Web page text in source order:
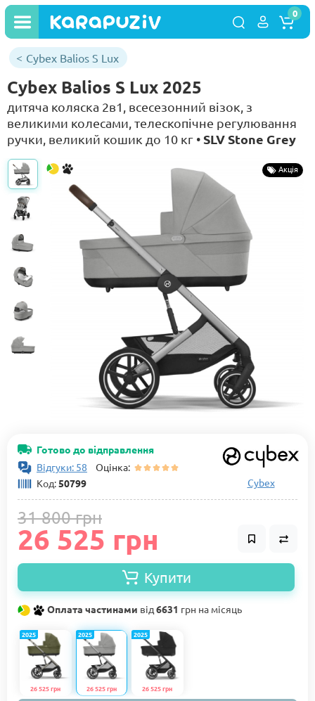
0
Cybex Balios S Lux
Cybex Balios S Lux 2025
дитяча коляска 2в1, всесезонний візок, з
великими колесами, телескопічне регулювання
ручки, великий кошик до 10 кг • SLV Stone Grey
Акція
Готово до відправлення
Відгуки: 58 Оцінка:
Код:50799 Cybex
31 800 грн
26 525 грн
Купити
Оплата частинами від6631 грн на місяць
26 525 грн
2025
26 525 грн
2025
26 525 грн
2025